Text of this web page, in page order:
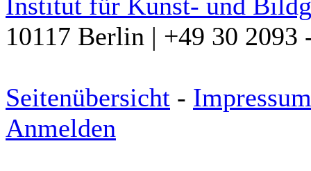
10117 Berlin | +49 30 2093
Seitenübersicht - Impressum
Anmelden